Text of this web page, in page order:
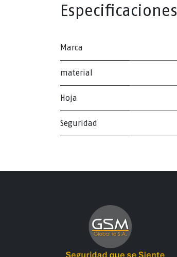
Especificaciones
Marca
material
Hoja
Seguridad